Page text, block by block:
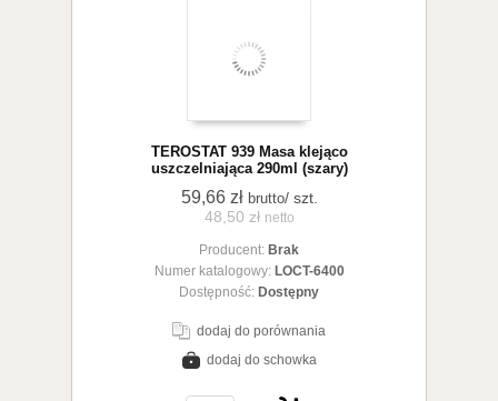
koszyka
TEROSTAT 939 Masa klejąco
uszczelniająca 290ml (szary)
59,66 zł brutto/ szt.
48,50 zł netto
Producent: Brak
Numer katalogowy: LOCT-6400
Dostępność: Dostępny
dodaj do porównania
dodaj do schowka